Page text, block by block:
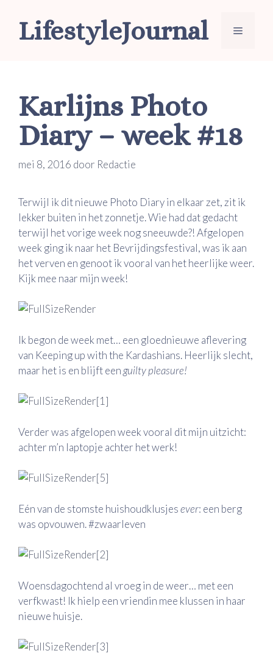
LifestyleJournal Menu
Karlijns Photo
Diary – week #18
mei 8, 2016 door Redactie
Terwijl ik dit nieuwe Photo Diary in elkaar zet, zit ik
lekker buiten in het zonnetje. Wie had dat gedacht
terwijl het vorige week nog sneeuwde?! Afgelopen
week ging ik naar het Bevrijdingsfestival, was ik aan
het verven en genoot ik vooral van het heerlijke weer.
Kijk mee naar mijn week!
Ik begon de week met… een gloednieuwe aflevering
van Keeping up with the Kardashians. Heerlijk slecht,
maar het is en blijft een guilty pleasure!
Verder was afgelopen week vooral dit mijn uitzicht:
achter m’n laptopje achter het werk!
Eén van de stomste huishoudklusjesever: een berg
was opvouwen. #zwaarleven
Woensdagochtend al vroeg in de weer… met een
verfkwast! Ik hielp een vriendin mee klussen in haar
nieuwe huisje.